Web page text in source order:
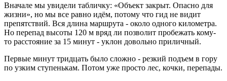
Вначале мы увидели табличку: «Объект закрыт. Опасно для
жизни», но мы все равно идём, потому что гид не видит
препятствий. Вся длина маршрута - около одного километра.
Но перепад высоты 120 м вряд ли позволит пробежать кому-
то расстояние за 15 минут - уклон довольно приличный.
Первые минут тридцать было сложно - резкий подъем в гору
по узким ступенькам. Потом уже просто лес, кочки, перепады.